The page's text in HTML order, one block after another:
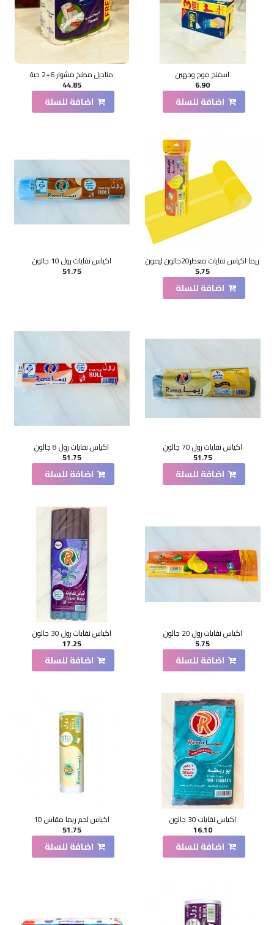
اسفنج موج وجهين
6.90
اضافة للسلة
مناديل مطبخ مشوار 6+2 حبة
44.85
اضافة للسلة
ريما اكياس نفايات معطر20جالون ليمون
5.75
اضافة للسلة
اكياس نفايات رول 10 جالون
51.75
اكياس نفايات رول 70 جالون
51.75
اضافة للسلة
اكياس نفايات رول 8 جالون
51.75
اضافة للسلة
اكياس نفايات رول 20 جالون
5.75
اضافة للسلة
اكياس نفايات رول 30 جالون
17.25
اضافة للسلة
اكياس نفايات 30 جالون
16.10
اضافة للسلة
اكياس لحم ريما مقاس 10
51.75
اضافة للسلة